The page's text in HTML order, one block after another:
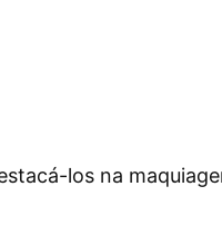
los na